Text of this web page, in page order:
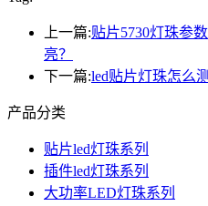
上一篇:贴片5730灯珠参
亮？
下一篇:led贴片灯珠怎么
产品分类
贴片led灯珠系列
插件led灯珠系列
大功率LED灯珠系列